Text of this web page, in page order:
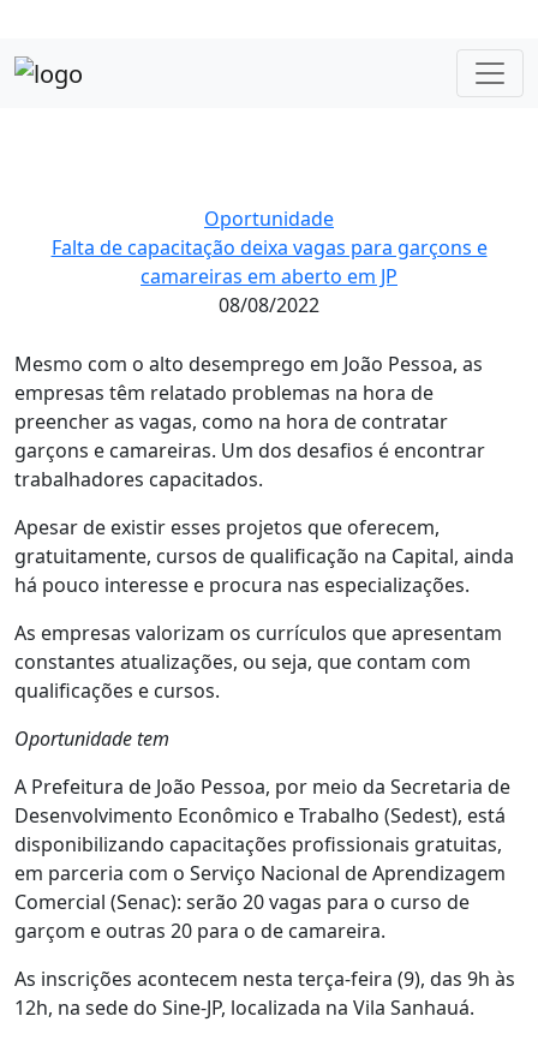
Oportunidade
Falta de capacitação deixa vagas para garçons e
camareiras em aberto em JP
08/08/2022
Mesmo com o alto desemprego em João Pessoa, as
empresas têm relatado problemas na hora de
preencher as vagas, como na hora de contratar
garçons e camareiras. Um dos desafios é encontrar
trabalhadores capacitados.
Apesar de existir esses projetos que oferecem,
gratuitamente, cursos de qualificação na Capital, ainda
há pouco interesse e procura nas especializações.
As empresas valorizam os currículos que apresentam
constantes atualizações, ou seja, que contam com
qualificações e cursos.
Oportunidade tem
A Prefeitura de João Pessoa, por meio da Secretaria de
Desenvolvimento Econômico e Trabalho (Sedest), está
disponibilizando capacitações profissionais gratuitas,
em parceria com o Serviço Nacional de Aprendizagem
Comercial (Senac): serão 20 vagas para o curso de
garçom e outras 20 para o de camareira.
As inscrições acontecem nesta terça-feira (9), das 9h às
12h, na sede do Sine-JP, localizada na Vila Sanhauá.